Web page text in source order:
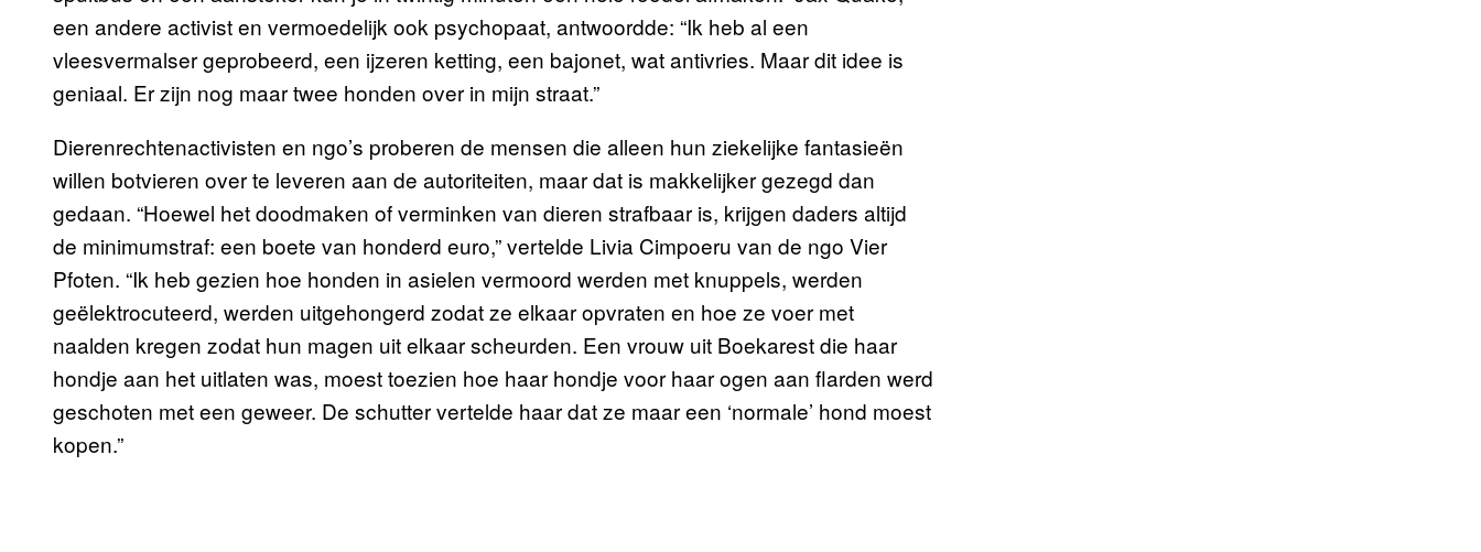
een andere activist en vermoedelijk ook psychopaat, antwoordde: “Ik heb al een
vleesvermalser geprobeerd, een ijzeren ketting, een bajonet, wat antivries. Maar dit idee is
geniaal. Er zijn nog maar twee honden over in mijn straat.”
Dierenrechtenactivisten en ngo’s proberen de mensen die alleen hun ziekelijke fantasieën
willen botvieren over te leveren aan de autoriteiten, maar dat is makkelijker gezegd dan
gedaan. “Hoewel het doodmaken of verminken van dieren strafbaar is, krijgen daders altijd
de minimumstraf: een boete van honderd euro,” vertelde Livia Cimpoeru van de ngo Vier
Pfoten. “Ik heb gezien hoe honden in asielen vermoord werden met knuppels, werden
geëlektrocuteerd, werden uitgehongerd zodat ze elkaar opvraten en hoe ze voer met
naalden kregen zodat hun magen uit elkaar scheurden. Een vrouw uit Boekarest die haar
hondje aan het uitlaten was, moest toezien hoe haar hondje voor haar ogen aan flarden werd
geschoten met een geweer. De schutter vertelde haar dat ze maar een ‘normale’ hond moest
kopen.”